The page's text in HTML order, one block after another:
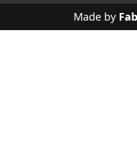
Made by